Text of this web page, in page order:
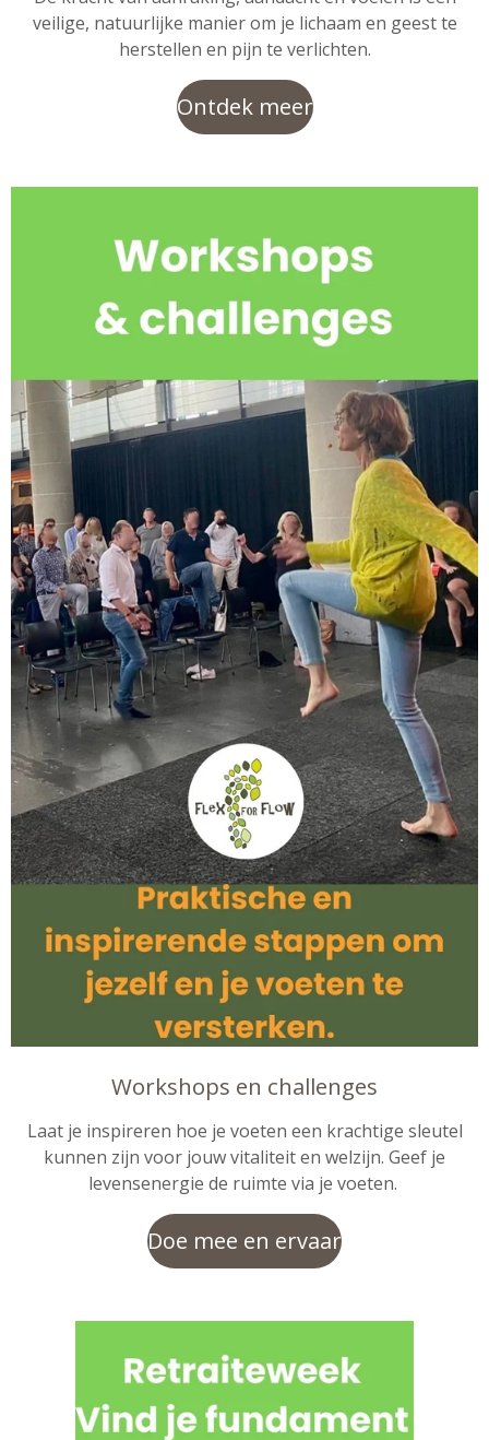
veilige, natuurlijke manier om je lichaam en geest te
herstellen en pijn te verlichten.
Ontdek meer
Workshops en challenges
Laat je inspireren hoe je voeten een krachtige sleutel
kunnen zijn voor jouw vitaliteit en welzijn. Geef je
levensenergie de ruimte via je voeten.
Doe mee en ervaar